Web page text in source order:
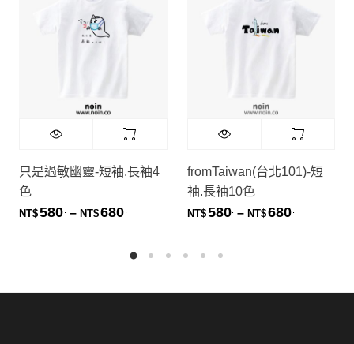
只是過敏幽靈-短袖.長袖4
色
NT$580 – NT$680價格範圍：NT$580. 到 NT$680.
fromTaiwan(台北101)-短
袖.長袖10色
NT$580 – NT$680